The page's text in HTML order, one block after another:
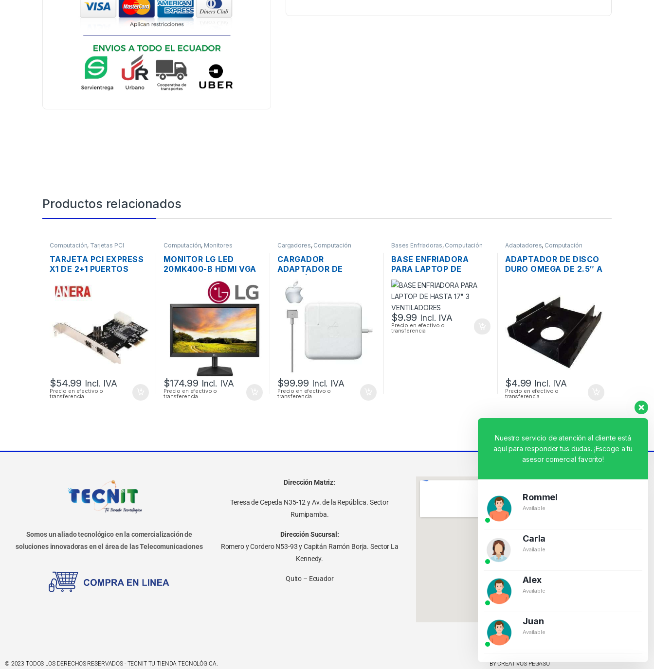
Productos relacionados
Computación, Tarjetas PCI
TARJETA PCI EXPRESS
X1 DE 2+1 PUERTOS
PUERTO 800
$54.99 Incl. IVA
Precio en efectivo o
transferencia
Computación, Monitores
MONITOR LG LED
20MK400-B HDMI VGA
FLAT PANEL WIDE
SCREEN DE 20”
$174.99 Incl. IVA
Precio en efectivo o
transferencia
Cargadores, Computación
CARGADOR
ADAPTADOR DE
MAC APPLE MAGSAFE 2
20V 4.25A 85W
ORIGINAL + CABLE DE
PODER
$99.99 Incl. IVA
Precio en efectivo o
transferencia
Bases Enfriadoras, Computación
BASE ENFRIADORA
PARA LAPTOP DE
HASTA 17″ 3
VENTILADORES
$9.99 Incl. IVA
Precio en efectivo o
transferencia
Adaptadores, Computación
ADAPTADOR DE DISCO
DURO OMEGA DE 2.5″ A
$4.99 Incl. IVA
Precio en efectivo o
transferencia
Somos un aliado tecnológico en la comercialización de
soluciones innovadoras en el área de las Telecomunicaciones
Dirección Matriz:
Teresa de Cepeda N35-12 y Av. de la República. Sector
Rumipamba.
Dirección Sucursal:
Romero y Cordero N53-93 y Capitán Ramón Borja. Sector La
Kennedy.
Quito – Ecuador
© 2023 TODOS LOS DERECHOS RESERVADOS - TECNIT TU TIENDA TECNOLÓGICA. BY CREATIVOS PEGASO
Nuestro servicio de atención al cliente está
aquí para responder tus dudas. ¡Escoge a tu
asesor comercial favorito!
Rommel
Available
Carla
Available
Alex
Available
Juan
Available